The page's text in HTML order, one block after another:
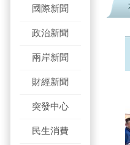
國際新聞
政治新聞
兩岸新聞
財經新聞
突發中心
民生消費